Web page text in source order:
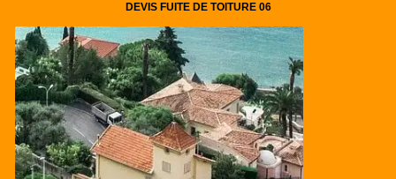
DEVIS FUITE DE TOITURE 06